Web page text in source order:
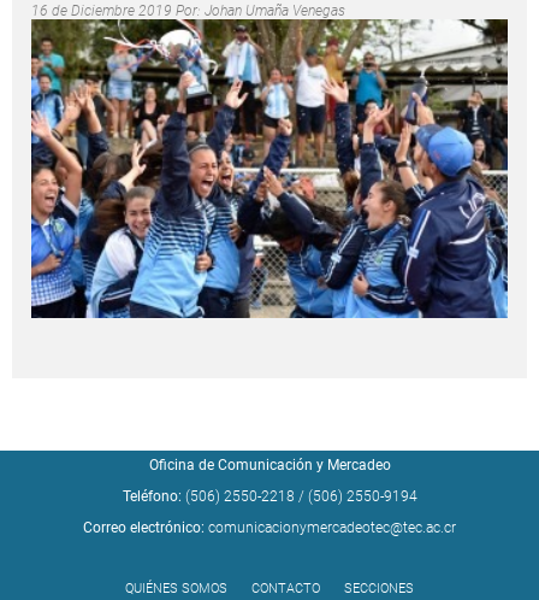
16 de Diciembre 2019 Por: Johan Umaña Venegas
Oficina de Comunicación y Mercadeo
Teléfono: (506) 2550-2218 / (506) 2550-9194
Correo electrónico: comunicacionymercadeotec@tec.ac.cr
QUIÉNES SOMOS CONTACTO SECCIONES